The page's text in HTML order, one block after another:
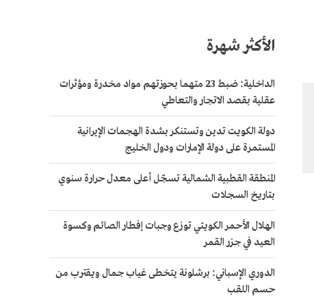
الأكثر شهرة
الداخلية: ضبط 23 متهما بحوزتهم مواد مخدرة ومؤثرات
عقلية بقصد الاتجار والتعاطي
دولة الكويت تدين وتستنكر بشدة الهجمات الإيرانية
المستمرة على دولة الإمارات ودول الخليج
المنطقة القطبية الشمالية تسجّل أعلى معدل حرارة سنوي
بتاريخ السجلات
الهلال الأحمر الكويتي توزع وجبات إفطار الصائم وكسوة
العيد في جزر القمر
الدوري الإسباني: برشلونة يتخطى غياب جمال ويقترب من
حسم اللقب